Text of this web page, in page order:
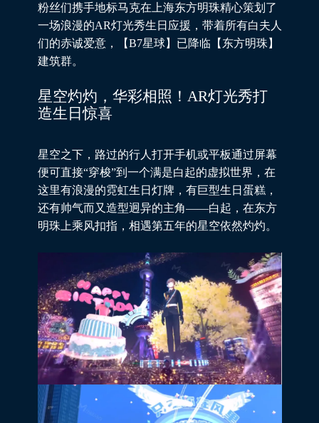
粉丝们携手地标马克在上海东方明珠精心策划了
一场浪漫的AR灯光秀生日应援，带着所有白夫人
们的赤诚爱意，【B7星球】已降临【东方明珠】
建筑群。
星空灼灼，华彩相照！AR灯光秀打
造生日惊喜
星空之下，路过的行人打开手机或平板通过屏幕
便可直接“穿梭”到一个满是白起的虚拟世界，在
这里有浪漫的霓虹生日灯牌，有巨型生日蛋糕，
还有帅气而又造型迥异的主角——白起，在东方
明珠上乘风扣指，相遇第五年的星空依然灼灼。